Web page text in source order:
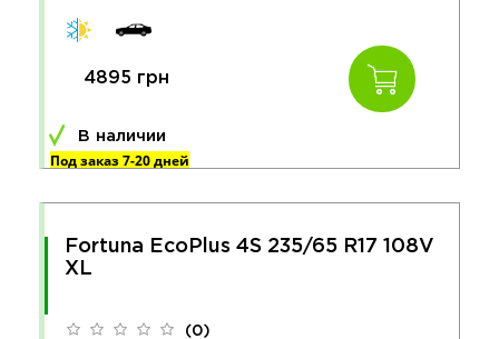
4895 грн
В наличии
Под заказ 7-20 дней
Fortuna EcoPlus 4S 235/65 R17 108V
XL
(0)